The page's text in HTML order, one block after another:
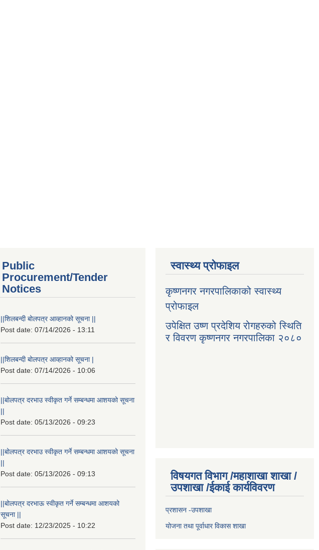
Public
Procurement/Tender
Notices
||शिलबन्दी बोलपत्र आव्हानको सूचना ||
Post date: 07/14/2026 - 13:11
||शिलबन्दी बोलपत्र आव्हानको सूचना |
Post date: 07/14/2026 - 10:06
||बोलपत्र दरभाउ स्वीकृत गर्ने सम्बन्धमा आशयको सूचना
||
Post date: 05/13/2026 - 09:23
||बोलपत्र दरभाउ स्वीकृत गर्ने सम्बन्धमा आशयको सूचना
||
Post date: 05/13/2026 - 09:13
||बोलपत्र दरभाऊ स्वीकृत गर्ने सम्बन्धमा आशयको
सूचना ||
Post date: 12/23/2025 - 10:22
स्वास्थ्य प्रोफाइल
कृष्णनगर नगरपालिकाको स्वास्थ्य
प्रोफाइल
उपेक्षित उष्ण प्रदेशिय रोगहरुको स्थिति
र विवरण कृष्णनगर नगरपालिका २०८०
विषयगत विभाग /महाशाखा शाखा /
उपशाखा /ईकाई कार्यविवरण
प्रशासन -उपशाखा
योजना तथा पूर्वाधार विकास शाखा